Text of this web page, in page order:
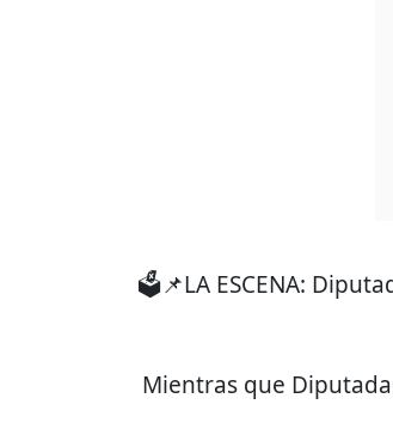
🗳️📌LA ESCENA:
Mientras que